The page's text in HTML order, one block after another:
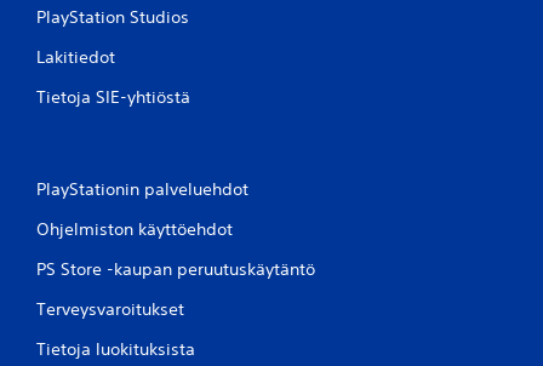
PlayStation Studios
Lakitiedot
Tietoja SIE-yhtiöstä
PlayStationin palveluehdot
Ohjelmiston käyttöehdot
PS Store -kaupan peruutuskäytäntö
Terveysvaroitukset
Tietoja luokituksista